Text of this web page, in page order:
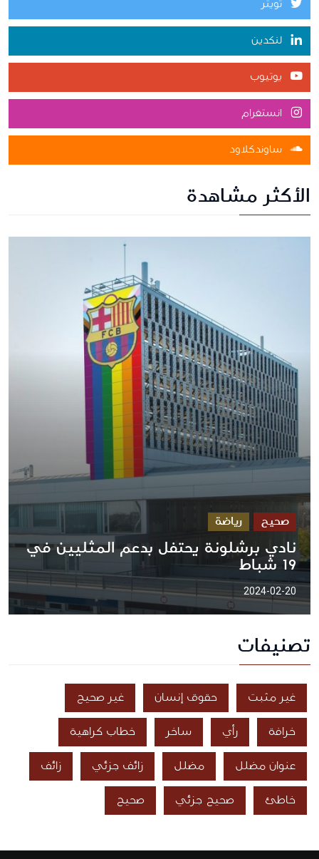
تويتر
لنكدين
يوتيوب
انستغرام
ساوندكلاود
الأكثر مشاهدة
صحيح رياضة
نادي برشلونة يحتفل بدعم المثليين في
19 شباط
2024-02-20
تصنيفات
غير مثبت حقوق إنسان غير صحيح
خرافة رأي ساخر خطاب كراهية
عنوان مضلل مضلل زائف جزئي زائف
خاطئ صحيح جزئي صحيح